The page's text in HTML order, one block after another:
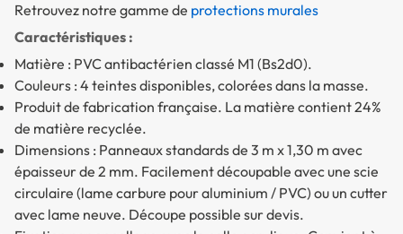
Retrouvez notre gamme de protections murales
Caractéristiques :
Matière : PVC antibactérien classé M1 (Bs2d0).
Couleurs : 4 teintes disponibles, colorées dans la masse.
Produit de fabrication française. La matière contient 24%
de matière recyclée.
Dimensions : Panneaux standards de 3 m x 1,30 m avec
épaisseur de 2 mm. Facilement découpable avec une scie
circulaire (lame carbure pour aluminium / PVC) ou un cutter
avec lame neuve. Découpe possible sur devis.